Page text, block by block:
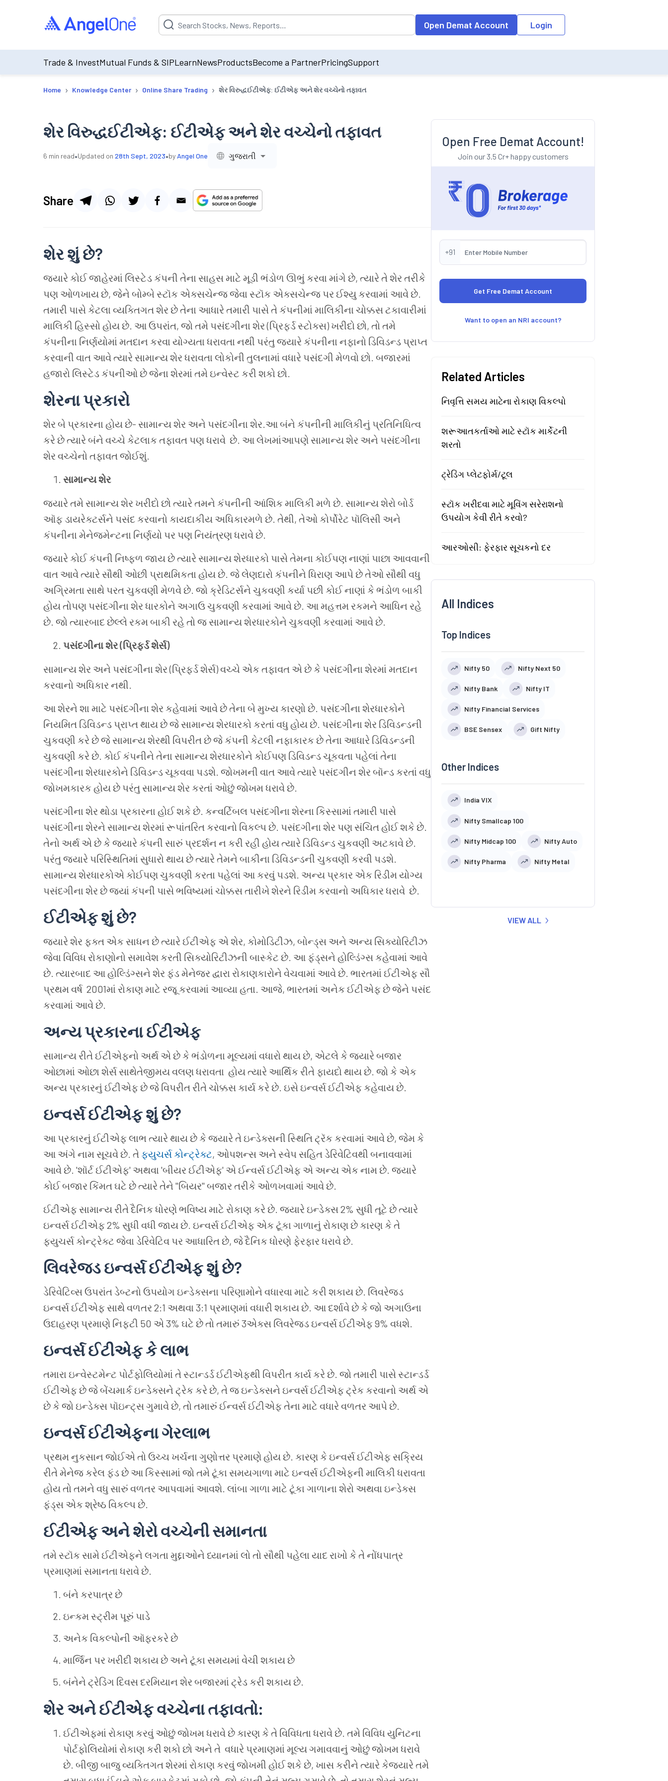
Suggestion will be populated by default on accessing the input field. On entering data into the input field, the suggestion list will be updated as per the
Open Demat Account Login
Trade & InvestMutual Funds & SIPLearnNewsProductsBecome a PartnerPricingSupport
Home › Knowledge Center › Online Share Trading › શેર વિરુદ્ધઈટીએફ: ઈટીએફ અને શેર વચ્ચેનો તફાવત
શેર વિરુદ્ધઈટીએફ: ઈટીએફ અને શેર વચ્ચેનો તફાવત
6 min read•Updated on 28th Sept, 2023•by Angel One ગુજરાતી
Share
શેરશુંછે?
જ્યારે કોઈ જાહેરમાં લિસ્ટેડ કંપની તેના સાહસ માટે મૂડી ભંડોળ ઊભું કરવા માંગે છે, ત્યારે તે શેર તરીકે
પણ ઓળખાય છે, જેને બોમ્બે સ્ટૉક એક્સચેન્જ જેવા સ્ટૉક એક્સચેન્જ પર ઈશ્યુ કરવામાં આવે છે.
તમારી પાસે કેટલા વ્યક્તિગત શેર છે તેના આધારેતમારી પાસે તે કંપનીમાં માલિકીના ચોક્કસ ટકાવારીમાં
માલિકી હિસ્સો હોય છે. આઉપરાંત, જો તમે પસંદગીના શેર (પ્રિફર્ડ સ્ટોક્સ) ખરીદો છો, તો તમે
કંપનીના નિર્ણયોમાં મતદાન કરવા યોગ્યતા ધરાવતા નથી પરંતુ જ્યારે કંપનીના નફાનો ડિવિડન્ડ પ્રાપ્ત
કરવાની વાત આવે ત્યારે સામાન્ય શેર ધરાવતા લોકોની તુલનામાં વધારે પસંદગી મેળવો છો. બજારમાં
હજારો લિસ્ટેડ કંપનીઓ છે જેના શેરમાં તમે ઇન્વેસ્ટ કરી શકો છો.
શેરનાપ્રકારો
શેરબે પ્રકારના હોય છે- સામાન્યશેર અને પસંદગીના શેર.આબંને કંપનીની માલિકીનું પ્રતિનિધિત્વ
કરે છેત્યારેબંને વચ્ચે કેટલાકતફાવત પણ ધરાવે છે. આલેખમાંઆપણે સામાન્યશેર અને પસંદગીના
શેરવચ્ચેનો તફાવતજોઈશું.
સામાન્ય શેર
જ્યારેતમે સામાન્યશેરખરીદો છો ત્યારેતમને કંપનીની આંશિકમાલિકી મળે છે. સામાન્યશેરો બોર્ડ
ઑફ ડાયરેક્ટર્સને પસંદકરવાનો કાયદાકીય અધિકારમળે છે. તેથી, તેઓકોર્પોરેટ પૉલિસી અને
કંપનીના મેનેજમેન્ટના નિર્ણયો પર પણ નિયંત્રણ ધરાવે છે.
જ્યારેકોઈકંપની નિષ્ફળ જાય છેત્યારે સામાન્યશેરધારકો પાસેતેમના કોઈપણનાણાં પાછા આવવાની
વાત આવેત્યારે સૌથી ઓછી પ્રાથમિકતા હોય છે. જેલેણદારો કંપનીને ધિરાણ આપે છેતેઓ સૌથી વધુ
અગ્રિમતા સાથે પરતચુકવણી મેળવે છે. જો ક્રેડિટર્સને ચુકવણી કર્યા પછી કોઈનાણાં કે ભંડોળ બાકી
હોયતોપણ પસંદગીના શેર ધારકોને અગાઉચુકવણી કરવામાં આવે છે. આમહત્તમ રકમને આધિન રહે
છે. જો ત્યારબાદ છેલ્લે રકમ બાકી રહે તો જ સામાન્યશેરધારકોને ચુકવણી કરવામાં આવે છે.
પસંદગીના શેર (પ્રિફર્ડ શેર્સ)
સામાન્યશેર અને પસંદગીના શેર (પ્રિફર્ડ શેર્સ)વચ્ચે એકતફાવત એ છેકે પસંદગીના શેરમાં મતદાન
કરવાનો અધિકારનથી.
આ શેરને શા માટે પસંદગીના શેર કહેવામાં આવે છે તેના બે મુખ્ય કારણો છે. પસંદગીના શેરધારકોને
નિયમિત ડિવિડન્ડ પ્રાપ્ત થાય છે જે સામાન્ય શેરધારકો કરતાં વધુ હોય છે. પસંદગીના શેર ડિવિડન્ડની
ચુકવણી કરે છે જે સામાન્ય શેરથી વિપરીત છે જે કંપની કેટલી નફાકારક છે તેના આધારે ડિવિડન્ડની
ચુકવણી કરે છે. કોઈ કંપનીને તેના સામાન્ય શેરધારકોને કોઈપણ ડિવિડન્ડ ચૂકવતા પહેલાં તેના
પસંદગીના શેરધારકોને ડિવિડન્ડ ચૂકવવા પડશે. જોખમની વાત આવે ત્યારે પસંદગીન શેર બૉન્ડ કરતાં વધુ
જોખમકારક હોય છે પરંતુ સામાન્ય શેર કરતાં ઓછું જોખમ ધરાવે છે.
પસંદગીના શેરથોડા પ્રકારના હોઈશકે છે. કન્વર્ટિબલ પસંદગીના શેરના કિસ્સામાં તમારી પાસે
પસંદગીના શેરને સામાન્યશેરમાં રૂપાંતરિતકરવાનો વિકલ્પ છે. પસંદગીના શેર પણ સંચિતહોઈશકે છે.
તેનો અર્થ એ છેકેજ્યારેકંપની સારું પ્રદર્શન ન કરી રહી હોયત્યારે ડિવિડન્ડચુકવણી અટકાવે છે.
પરંતુજ્યારે પરિસ્થિતિમાં સુધારો થાય છેત્યારેતેમને બાકીના ડિવિડન્ડની ચુકવણી કરવી પડશે.
સામાન્યશેરધારકોએકોઈપણચુકવણી કરતા પહેલાં આકરવું પડશે. અન્ય પ્રકાર એક રિડીમયોગ્ય
પસંદગીના શેર છેજ્યાં કંપની પાસેભવિષ્યમાં ચોક્કસતારીખેશેરને રિડીમકરવાનો અધિકાર ધરાવે છે.
ઈટીએફશુંછે?
જ્યારે શેર ફક્ત એક સાધન છેત્યારે ઈટીએફ એ શેર, કોમોડિટીઝ, બોન્ડ્સ અને અન્ય સિક્યોરિટીઝ
જેવા વિવિધ રોકાણોનો સમાવેશ કરતી સિક્યોરિટીઝની બાસ્કેટ છે. આ ફંડ્સને હોલ્ડિંગ્સ કહેવામાં આવે
છે. ત્યારબાદ આ હોલ્ડિંગ્સને શેર ફંડ મેનેજર દ્વારા રોકાણકારોને વેચવામાં આવે છે. ભારતમાં ઈટીએફ સૌ
પ્રથમ વર્ષ 2001માં રોકાણ માટે રજૂ કરવામાં આવ્યા હતા. આજે, ભારતમાં અનેક ઈટીએફ છે જેને પસંદ
કરવામાં આવે છે.
અન્યપ્રકારનાઈટીએફ
સામાન્ય રીતેઈટીએફનો અર્થ એ છેકેભંડોળના મૂલ્યમાં વધારો થાય છે, એટલેકેજ્યારેબજાર
ઓછામાં ઓછા શેર્સ સાથેતેજીમય વલણ ધરાવતા હોયત્યારે આર્થિક રીતે ફાયદો થાય છે. જો કે એક
અન્ય પ્રકારનું ઈટીએફ છેજે વિપરીત રીતે ચોક્કસકાર્યકરે છે. ઇસેઇન્વર્સઈટીએફકહેવાય છે.
ઇન્વર્સઈટીએફશુંછે?
આ પ્રકારનું ઈટીએફ લાભ ત્યારે થાય છે કે જ્યારે તે ઇન્ડેક્સની સ્થિતિ ટ્રૅક કરવામાં આવે છે, જેમ કે
આ અંગે નામ સૂચવે છે. તેફ્યુચર્સ કોન્ટ્રેક્ટ, ઓપશન્સ અને સ્વેપ સહિત ડેરિવેટિવથી બનાવવામાં
આવે છે. 'શૉર્ટ ઈટીએફ' અથવા 'બીયર ઈટીએફ' એ ઈન્વર્સ ઈટીએફ એ અન્ય એક નામ છે. જ્યારે
કોઈ બજાર કિંમત ઘટે છેત્યારે તેને "બિયર" બજાર તરીકે ઓળખવામાં આવે છે.
ઈટીએફ સામાન્ય રીતેદૈનિક ધોરણેભવિષ્ય માટે રોકાણકરે છે. જ્યારેઇન્ડેક્સ2% સુધી તૂટે છેત્યારે
ઇન્વર્સઈટીએફ2% સુધી વધી જાય છે. ઇન્વર્સઈટીએફ એકટૂંકા ગાળાનું રોકાણ છેકારણકેતે
ફ્યુચર્સ કોન્ટ્રેક્ટ જેવા ડેરિવેટિવ પર આધારિત છે, જેદૈનિક ધોરણેફેરફાર ધરાવે છે.
લિવરેજ્ડઇન્વર્સઈટીએફશુંછે?
ડેરિવેટિવ્સ ઉપરાંત ડેબ્ટનો ઉપયોગ ઇન્ડેક્સના પરિણામોને વધારવા માટે કરી શકાય છે. લિવરેજ્ડ
ઇન્વર્સઈટીએફ સાથેવળતર2:1 અથવા 3:1 પ્રમાણમાં વધારી શકાય છે. આદર્શાવે છેકેજો અગાઉના
ઉદાહરણ પ્રમાણે નિફ્ટી 50 એ3% ઘટે છેતો તમારું 3એક્સ લિવરેજ્ડઇન્વર્સઈટીએફ9% વધશે.
ઇન્વર્સઈટીએફકેલાભ
તમારા ઇન્વેસ્ટમેન્ટ પોર્ટફોલિયોમાં તે સ્ટાન્ડર્ડઈટીએફથી વિપરીતકાર્યકરે છે. જો તમારી પાસે સ્ટાન્ડર્ડ
ઈટીએફ છેજેબેંચમાર્કઇન્ડેક્સને ટ્રેકકરે છે, તેજઇન્ડેક્સને ઇન્વર્સઈટીએફટ્રેકકરવાનો અર્થ એ
છેકેજો ઇન્ડેક્સ પૉઇન્ટ્સગુમાવે છે, તો તમારું ઈન્વર્સઈટીએફતેના માટે વધારેવળતર આપે છે.
ઇન્વર્સઈટીએફનાગેરલાભ
પ્રથમ નુકસાન જોઈએ તો ઉચ્ચ ખર્ચના ગુણોત્તર પ્રમાણે હોય છે. કારણ કે ઇન્વર્સ ઈટીએફ સક્રિય
રીતે મેનેજ કરેલ ફંડ છે આ કિસ્સામાં જો તમે ટૂંકા સમયગાળા માટે ઇન્વર્સ ઈટીએફની માલિકી ધરાવતા
હોય તો તમને વધુ સારું વળતર આપવામાં આવશે. લાંબા ગાળા માટે ટૂંકા ગાળાના શેરો અથવા ઇન્ડેક્સ
ફંડ્સ એક શ્રેષ્ઠ વિકલ્પ છે.
ઈટીએફઅનેશેરો વચ્ચેની સમાનતા
તમે સ્ટૉક સામે ઈટીએફને લગતા મુદ્દાઓને ધ્યાનમાં લો તો સૌથી પહેલા યાદ રાખો કે તે નોંધપાત્ર
પ્રમાણમાં સમાનતા ધરાવે છે.
બંને કરપાત્ર છે
ઇન્કમ સ્ટ્રીમ પૂરું પાડે
અનેક વિકલ્પોની ઑફરકરે છે
માર્જિન પર ખરીદી શકાય છે અને ટૂંકા સમયમાં વેચી શકાય છે
બંનેને ટ્રેડિંગ દિવસ દરમિયાન શેર બજારમાં ટ્રેડકરી શકાય છે.
શેરઅનેઈટીએફવચ્ચેનાતફાવતો:
ઈટીએફમાં રોકાણ કરવું ઓછું જોખમ ધરાવે છે કારણ કે તે વિવિધતા ધરાવે છે. તમે વિવિધ યુનિટના
પોર્ટફોલિયોમાં રોકાણ કરી શકો છો અને તે વધારે પ્રમાણમાં મૂલ્યગમાવવાનું ઓછું જોખમ ધરાવે
છે. બીજી બાજુ વ્યક્તિગત શેરમાં રોકાણ કરવું જોખમી હોઈ શકે છે, ખાસ કરીને ત્યારે કેજ્યારેતમે
Open Free Demat Account!
Join our 3.5 Cr+ happy customers
+91
Want to open an NRI account?
Related Articles
નિવૃત્તિ સમય માટેના રોકાણ વિકલ્પો
શરૂઆતકર્તાઓ માટે સ્ટૉક માર્કેટની
શરતો
ટ્રેડિંગ પ્લેટફોર્મ/ટૂલ
સ્ટૉક ખરીદવા માટે મૂવિંગ સરેરાશનો
ઉપયોગ કેવી રીતે કરવો?
આરઓસી: ફેરફાર સૂચકનો દર
All Indices
Top Indices
Nifty 50 Nifty Next 50
Nifty Bank Nifty IT
Nifty Financial Services
BSE Sensex Gift Nifty
Other Indices
India VIX
Nifty Smallcap 100
Nifty Midcap 100 Nifty Auto
Nifty Pharma Nifty Metal
VIEW ALL